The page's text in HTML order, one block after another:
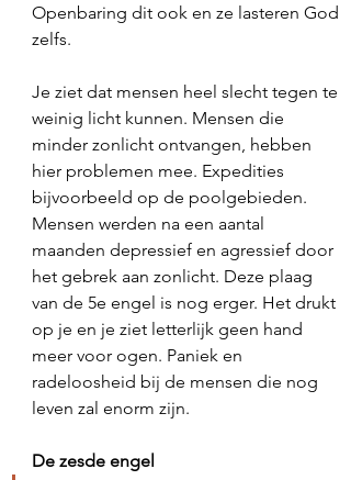
Openbaring dit ook en ze lasteren God
zelfs.
Je ziet dat mensen heel slecht tegen te
weinig licht kunnen. Mensen die
minder zonlicht ontvangen, hebben
hier problemen mee. Expedities
bijvoorbeeld op de poolgebieden.
Mensen werden na een aantal
maanden depressief en agressief door
het gebrek aan zonlicht. Deze plaag
van de 5e engel is nog erger. Het drukt
op je en je ziet letterlijk geen hand
meer voor ogen. Paniek en
radeloosheid bij de mensen die nog
leven zal enorm zijn.
De zesde engel